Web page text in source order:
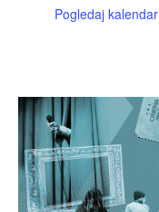
Pogledaj kalendar